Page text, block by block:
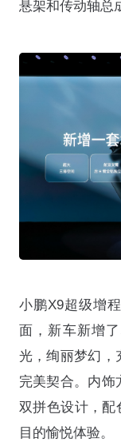
悬架和传动轴总
小鹏X9超级增
面，新车新增
光，绚丽梦幻，
完美契合。内饰
双拼色设计，配
目的愉悦体验。